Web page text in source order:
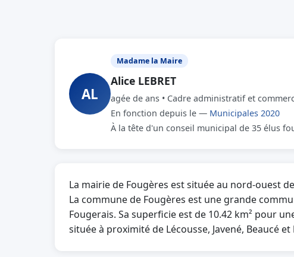
AL
Madame la Maire
Alice LEBRET
agée de ans • Cadre administratif et
En fonction depuis le — Municipales 2020
À la tête d'un conseil municipal de 35 élus
La mairie de Fougères est située au nord-ouest
La commune de Fougères est une grande
Fougerais. Sa superficie est de 10.42 km² pour
située à proximité de Lécousse, Javené, Beaucé et